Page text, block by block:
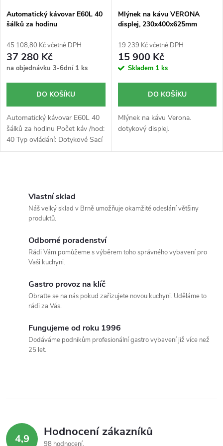
Automatický kávovar E60L 40
šálků za hodinu
45 108,80 Kč včetně DPH
37 280 Kč
na objednávku 3-6dní 1 ks
DO KOŠÍKU
Automatický kávovar E60L 40
šálků za hodinu Počet káv /hod:
40 Typ ovládání: Dotykové Sací
čerpadlo: Ano - vhodné i pro
Mlýnek na kávu VERONA
displej, 230x400x625mm
19 239 Kč včetně DPH
15 900 Kč
Skladem 1 ks
DO KOŠÍKU
Mlýnek na kávu Verona.
dotykový displej.
k
y
v
Vlastní sklad
Náš velký sklad v Brně umožňuje okamžité odeslání většiny
produktů.
Odborné poradenství
Rádi Vám pomůžeme s výběrem toho správného vybavení pro
Vaši kuchyni.
Gastro provoz na klíč
Obraťte se na nás pokud zařizujete novou kuchyni. Uděláme to
rádi za Vás.
Fungujeme od roku 1996
Dodáváme podnikům profesionální gastro vybavení již více než
25 let.
4,9 Hodnocení zákazníků